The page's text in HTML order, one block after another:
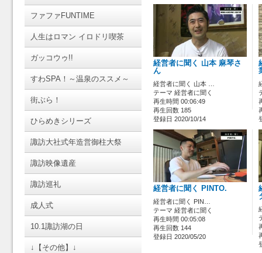
ファファFUNTIME
人生はロマン イロドリ喫茶
ガッコウゥ!!
すわSPA！～温泉のススメ～
街ぶら！
ひらめきシリーズ
諏訪大社式年造営御柱大祭
諏訪映像遺産
諏訪巡礼
成人式
10.1諏訪湖の日
↓【その他】↓
経営者に聞く 山本 麻琴さ
ん
経営者に聞く 山本 …
テーマ 経営者に聞く
再生時間 00:06:49
再生回数 185
登録日 2020/10/14
経営者に聞く PINTO.
経営者に聞く PIN…
テーマ 経営者に聞く
再生時間 00:05:08
再生回数 144
登録日 2020/05/20